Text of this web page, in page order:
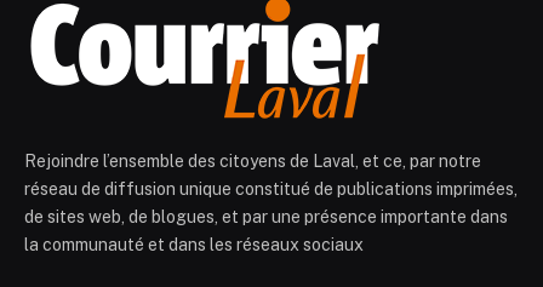
Rejoindre l’ensemble des citoyens de Laval, et ce, par notre
réseau de diffusion unique constitué de publications imprimées,
de sites web, de blogues, et par une présence importante dans
la communauté et dans les réseaux sociaux